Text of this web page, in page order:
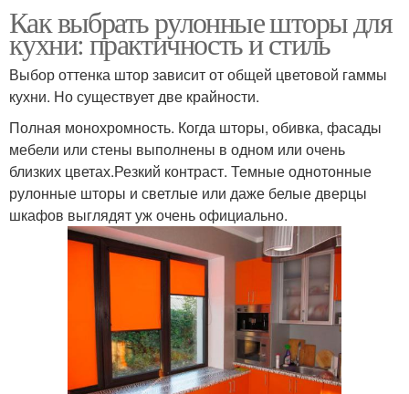
Как выбрать рулонные шторы для
кухни: практичность и стиль
Выбор оттенка штор зависит от общей цветовой гаммы
кухни. Но существует две крайности.
Полная монохромность. Когда шторы, обивка, фасады
мебели или стены выполнены в одном или очень
близких цветах.Резкий контраст. Темные однотонные
рулонные шторы и светлые или даже белые дверцы
шкафов выглядят уж очень официально.